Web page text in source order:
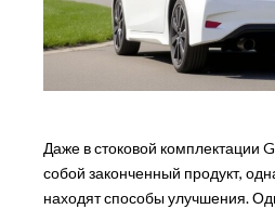
Даже в стоковой комплектации
собой законченный продукт,
находят способы улучшения.